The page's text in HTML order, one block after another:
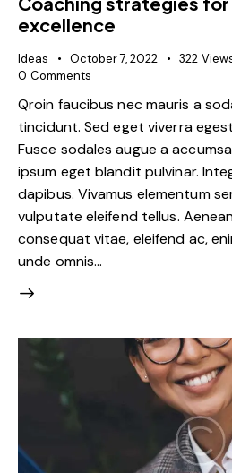
excellence
Ideas October 7, 2022 322
0 Comments
Qroin faucibus nec mauris a
tincidunt. Sed eget viverra
Fusce sodales augue a
ipsum eget blandit pulvinar.
dapibus. Vivamus elementum
vulputate eleifend tellus.
consequat vitae, eleifend ac,
unde omnis…